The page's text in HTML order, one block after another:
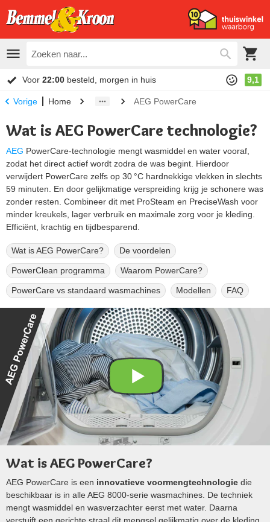
Voor 22:00 besteld, morgen in huis 9,1
Vorige Home AEG PowerCare
Wat is AEG PowerCare technologie?
AEG PowerCare-technologie mengt wasmiddel en water vooraf,
zodat het direct actief wordt zodra de was begint. Hierdoor
verwijdert PowerCare zelfs op 30 °C hardnekkige vlekken in slechts
59 minuten. En door gelijkmatige verspreiding krijg je schonere was
zonder resten. Combineer dit met ProSteam en PreciseWash voor
minder kreukels, lager verbruik en maximale zorg voor je kleding.
Efficiënt, krachtig en tijdbesparend.
Wat is AEG PowerCare? De voordelen
PowerClean programma Waarom PowerCare?
PowerCare vs standaard wasmachines Modellen FAQ
Wat is AEG PowerCare?
AEG PowerCare is een innovatieve voormengtechnologie die
beschikbaar is in alle AEG 8000‑serie wasmachines. De techniek
mengt wasmiddel en wasverzachter eerst met water. Daarna